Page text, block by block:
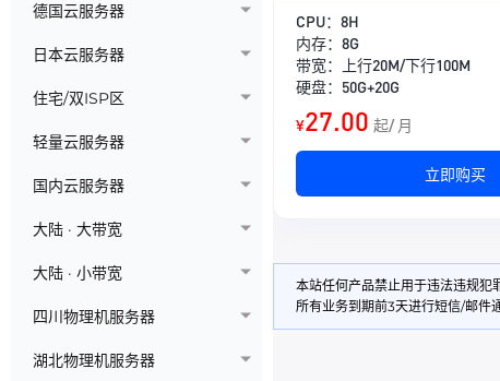
德国云服务器
日本云服务器
住宅/双ISP区
轻量云服务器
国内云服务器
大陆 · 大带宽
大陆 · 小带宽
四川物理机服务器
湖北物理机服务器
CPU：8H
内存：8G
带宽：上行20M/下行100M
硬盘：50G+20G
¥27.00 起/ 月
立即购买
本站任何产品禁止用于违法违规犯
所有业务到期前3天进行短信/邮件